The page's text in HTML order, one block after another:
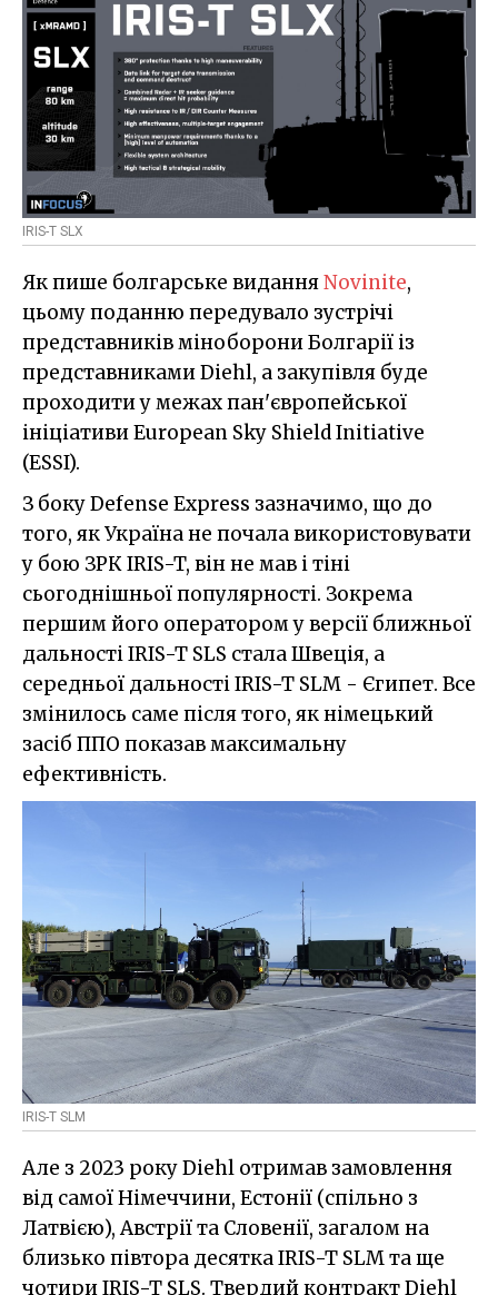
IRIS-T SLX
Як пише болгарське виданняNovinite,
цьому поданню передувало зустрічі
представників міноборони Болгарії із
представниками Diehl, а закупівля буде
проходити у межах пан'європейської
ініціативи European Sky Shield Initiative
(ESSI).
З боку Defense Express зазначимо, що до
того, як Україна не почала використовувати
у бою ЗРК IRIS-T, він не мав і тіні
сьогоднішньої популярності. Зокрема
першим його оператором у версії ближньої
дальності IRIS-T SLS стала Швеція, а
середньої дальності IRIS-T SLM - Єгипет. Все
змінилось саме після того, як німецький
засіб ППО показав максимальну
ефективність.
IRIS-T SLM
Але з 2023 року Diehl отримав замовлення
від самої Німеччини, Естонії (спільно з
Латвією), Австрії та Словенії, загалом на
близько півтора десятка IRIS-T SLM та ще
чотири IRIS-T SLS. Твердий контракт Diehl